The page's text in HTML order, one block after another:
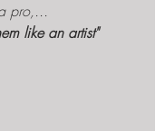
pro,...
like an artist"